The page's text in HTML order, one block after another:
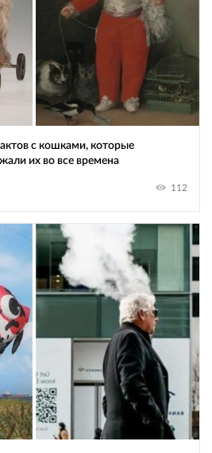
с кошками, которые
их во все времена
112